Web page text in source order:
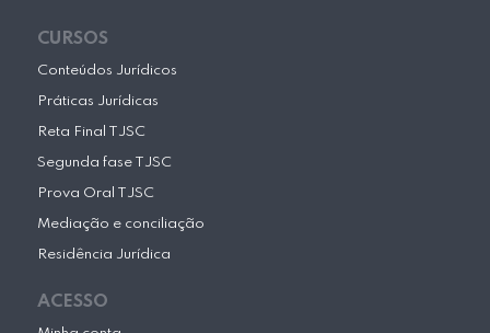
CURSOS
Conteúdos Jurídicos
Práticas Jurídicas
Reta Final TJSC
Segunda fase TJSC
Prova Oral TJSC
Mediação e conciliação
Residência Jurídica
ACESSO